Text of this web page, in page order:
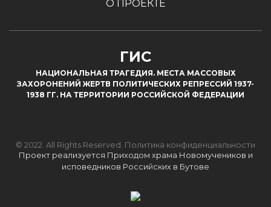
О ПРОЕКТЕ
ГИС
НАЦИОНАЛЬНАЯ ТРАГЕДИЯ. МЕСТА МАССОВЫХ
ЗАХОРОНЕНИЙ ЖЕРТВ ПОЛИТИЧЕСКИХ РЕПРЕССИЙ 1937-
1938 ГГ. НА ТЕРРИТОРИИ РОССИЙСКОЙ ФЕДЕРАЦИИ
© 2022. All Rights Reserved. Политика конфиденциальности
Проект реализуется Приходом храма Новомучеников и
исповедников Российских в Бутове